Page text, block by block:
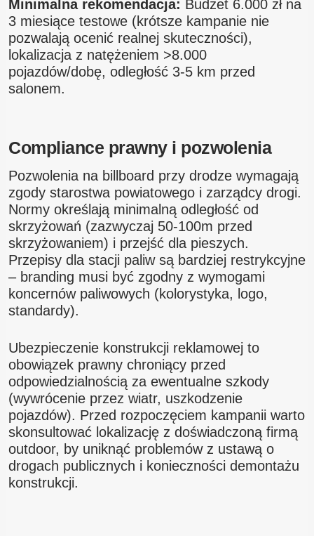
Minimalna rekomendacja: Budżet 6.000 zł na
3 miesiące testowe (krótsze kampanie nie
pozwalają ocenić realnej skuteczności),
lokalizacja z natężeniem >8.000
pojazdów/dobę, odległość 3-5 km przed
salonem.
Compliance prawny i pozwolenia
Pozwolenia na billboard przy drodze wymagają
zgody starostwa powiatowego i zarządcy drogi.
Normy określają minimalną odległość od
skrzyżowań (zazwyczaj 50-100m przed
skrzyżowaniem) i przejść dla pieszych.
Przepisy dla stacji paliw są bardziej restrykcyjne
– branding musi być zgodny z wymogami
koncernów paliwowych (kolorystyka, logo,
standardy).
Ubezpieczenie konstrukcji reklamowej to
obowiązek prawny chroniący przed
odpowiedzialnością za ewentualne szkody
(wywrócenie przez wiatr, uszkodzenie
pojazdów). Przed rozpoczęciem kampanii warto
skonsultować lokalizację z doświadczoną firmą
outdoor, by uniknąć problemów z ustawą o
drogach publicznych i konieczności demontażu
konstrukcji.